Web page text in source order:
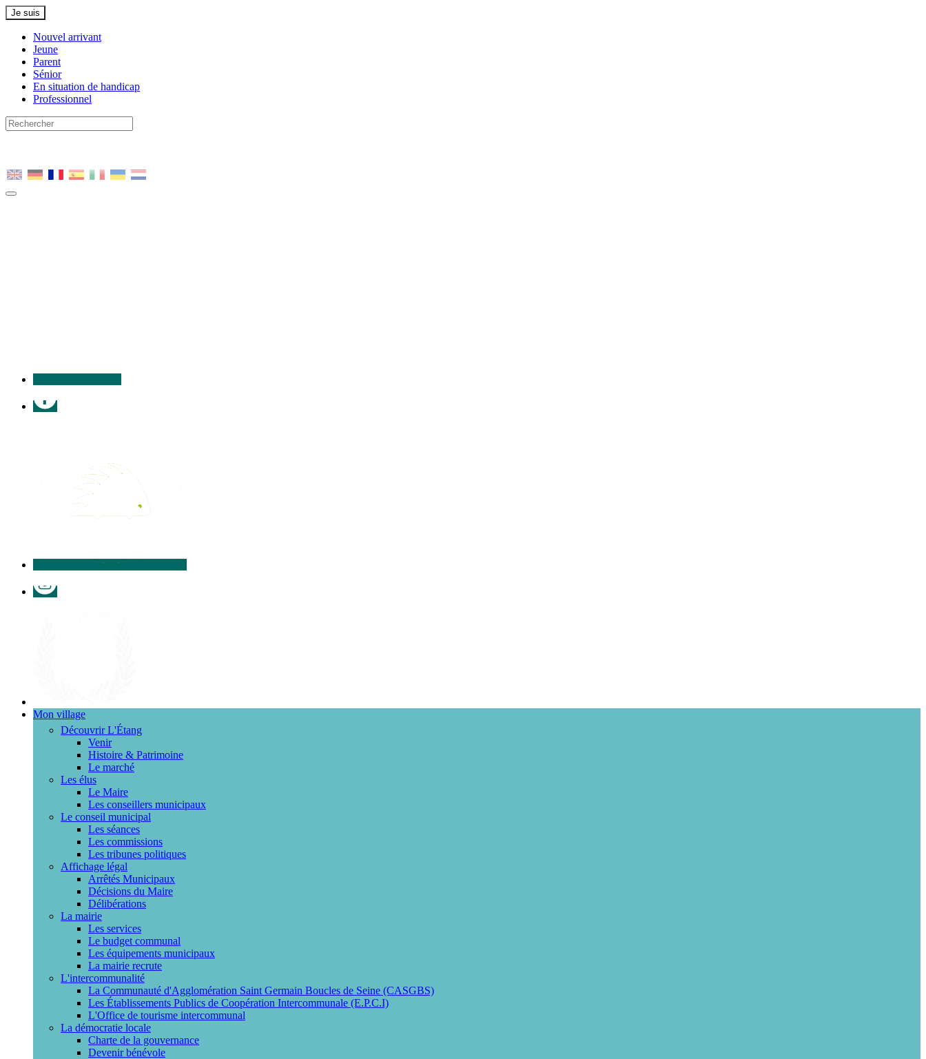
Je suis
Nouvel arrivant
Jeune
Parent
Sénior
En situation de handicap
Professionnel
Mon village
Découvrir L'Étang
Venir
Histoire & Patrimoine
Le marché
Les élus
Le Maire
Les conseillers municipaux
Le conseil municipal
Les séances
Les commissions
Les tribunes politiques
Affichage légal
Arrêtés Municipaux
Décisions du Maire
Délibérations
La mairie
Les services
Le budget communal
Les équipements municipaux
La mairie recrute
L'intercommunalité
La Communauté d'Agglomération Saint Germain Boucles de Seine (CASGBS)
Les Établissements Publics de Coopération Intercommunale (E.P.C.I)
L'Office de tourisme intercommunal
La démocratie locale
Charte de la gouvernance
Devenir bénévole